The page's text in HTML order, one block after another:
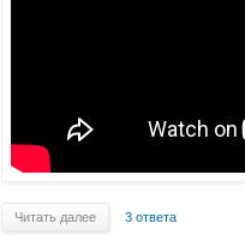
Читать далее 3 ответа